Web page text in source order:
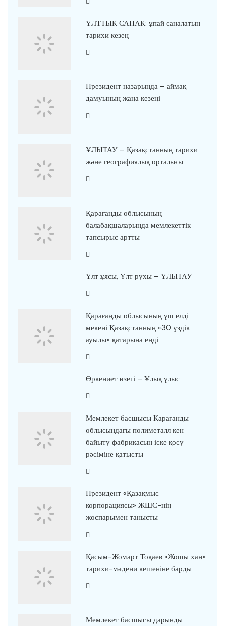
ҰЛТТЫҚ САНАҚ: ұпай саналатын
тарихи кезең
Президент назарында – аймақ
дамуының жаңа кезеңі
ҰЛЫТАУ – Қазақстанның тарихи
және географиялық орталығы
Қарағанды облысының
балабақшаларында мемлекеттік
тапсырыс артты
Ұлт ұясы, Ұлт рухы – ҰЛЫТАУ
Қарағанды облысының үш елді
мекені Қазақстанның «30 үздік
ауылы» қатарына енді
Өркениет өзегі – Ұлық ұлыс
Мемлекет басшысы Қарағанды
облысындағы полиметалл кен
байыту фабрикасын іске қосу
рәсіміне қатысты
Президент «Қазақмыс
корпорациясы» ЖШС-нің
жоспарымен танысты
Қасым-Жомарт Тоқаев «Жошы хан»
тарихи-мәдени кешеніне барды
Мемлекет басшысы дарынды